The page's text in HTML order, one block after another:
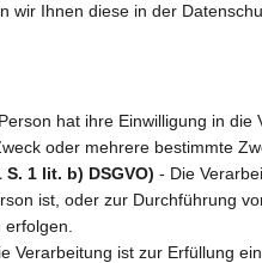
Ihnen diese in der
hat ihre Einwilligung in die
oder mehrere bestimmte
1 lit. b) DSGVO) - Die
ist, oder zur Durchführung
Verarbeitung ist zur Erfüllung